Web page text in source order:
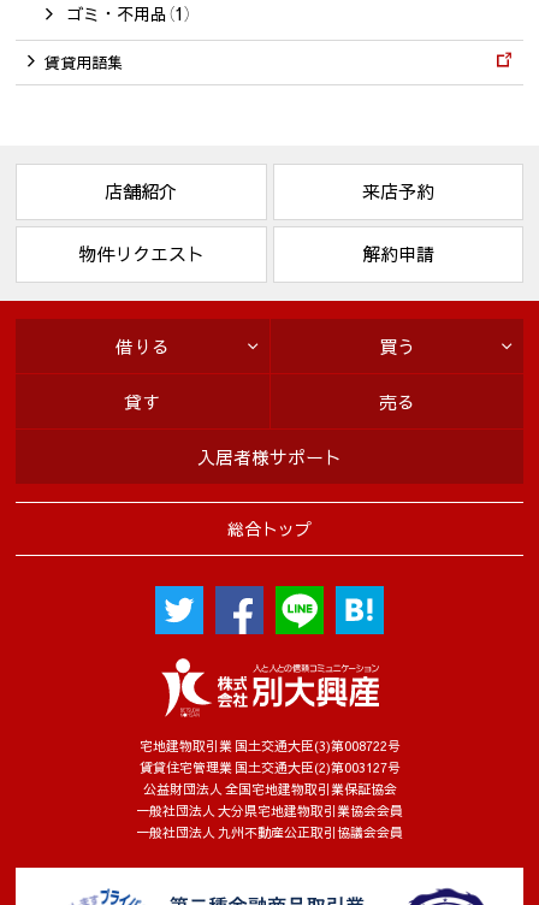
ゴミ・不用品（1）
賃貸用語集
店舗紹介 来店予約
物件リクエスト 解約申請
宅地建物取引業 国土交通大臣(3)第008722号
賃貸住宅管理業 国土交通大臣(2)第003127号
公益財団法人 全国宅地建物取引業保証協会
一般社団法人 大分県宅地建物取引業協会会員
一般社団法人 九州不動産公正取引協議会会員
総合トップ
借りる 買う
貸す 売る
入居者様サポート